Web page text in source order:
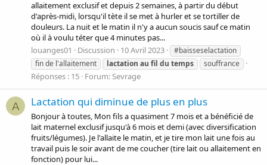
allaitement exclusif et depuis 2 semaines, à partir du début
d'après-midi, lorsqu'il tète il se met à hurler et se tortiller de
douleurs. La nuit et le matin il n'y a aucun soucis sauf ce matin
où il à voulu téter que 4 minutes pas...
louanges01
Discussion 10 Avril 2023
#baisseselactation
fin de l'allaitement
lactation au fil du temps souffrance
Réponses : 15 Forum:Sevrage
A Lactation qui diminue de plus en plus
Bonjour à toutes, Mon fils a quasiment 7 mois et a bénéficié de
lait maternel exclusif jusqu'à 6 mois et demi (avec diversification
fruits/légumes). Je l'allaite le matin, et je tire mon lait une fois au
travail puis le soir avant de me coucher (tire lait ou allaitement en
fonction) pour lui...